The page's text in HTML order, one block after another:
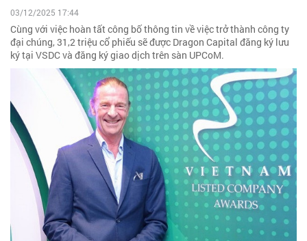
03/12/2025 17:44
Cùng với việc hoàn tất công bố thông tin về việc trở thành công ty
đại chúng, 31,2 triệu cổ phiếu sẽ được Dragon Capital đăng ký lưu
ký tại VSDC và đăng ký giao dịch trên sàn UPCoM.